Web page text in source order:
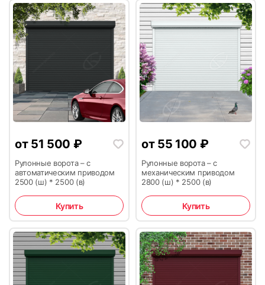
25 26
27
29 30
от 51 500 ₽
Рулонные ворота – с
автоматическим приводом
2500 (ш) * 2500 (в)
Купить
от 55 100 ₽
Рулонные ворота – с
механическим приводом
2800 (ш) * 2500 (в)
Купить